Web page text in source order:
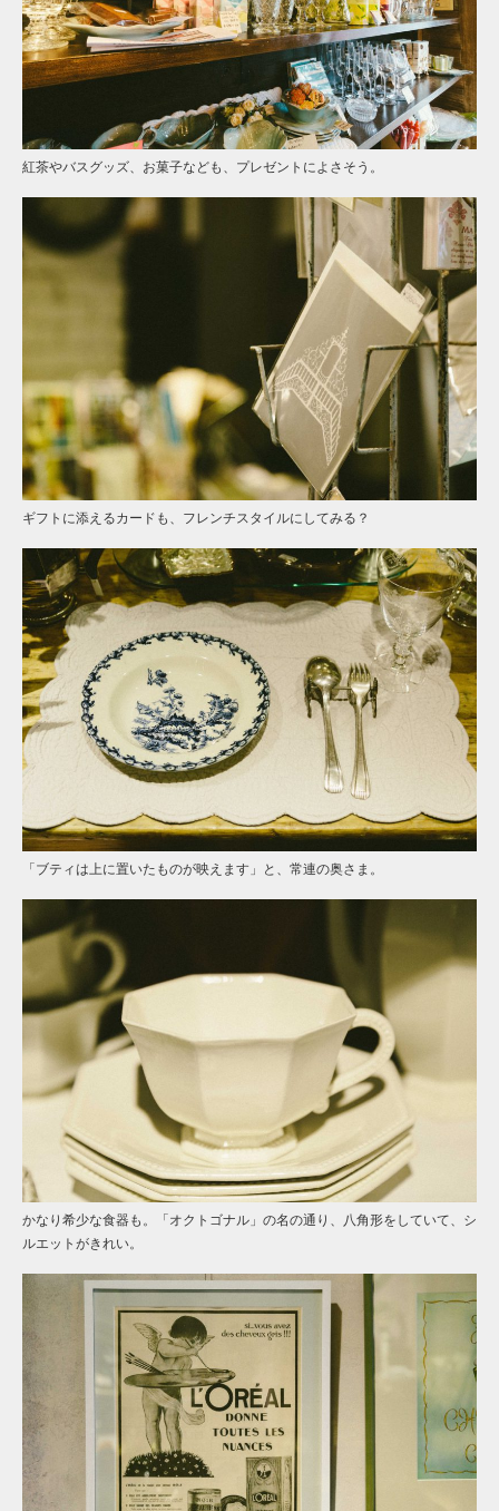
紅茶やバスグッズ、お菓子なども、プレゼントによさそう。
ギフトに添えるカードも、フレンチスタイルにしてみる？
「ブティは上に置いたものが映えます」と、常連の奥さま。
かなり希少な食器も。「オクトゴナル」の名の通り、八角形をしていて、シ
ルエットがきれい。